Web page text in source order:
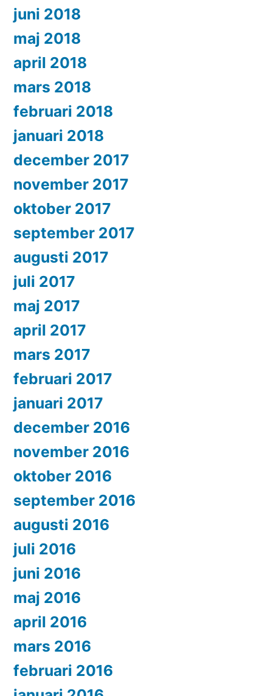
juni 2018
maj 2018
april 2018
mars 2018
februari 2018
januari 2018
december 2017
november 2017
oktober 2017
september 2017
augusti 2017
juli 2017
maj 2017
april 2017
mars 2017
februari 2017
januari 2017
december 2016
november 2016
oktober 2016
september 2016
augusti 2016
juli 2016
juni 2016
maj 2016
april 2016
mars 2016
februari 2016